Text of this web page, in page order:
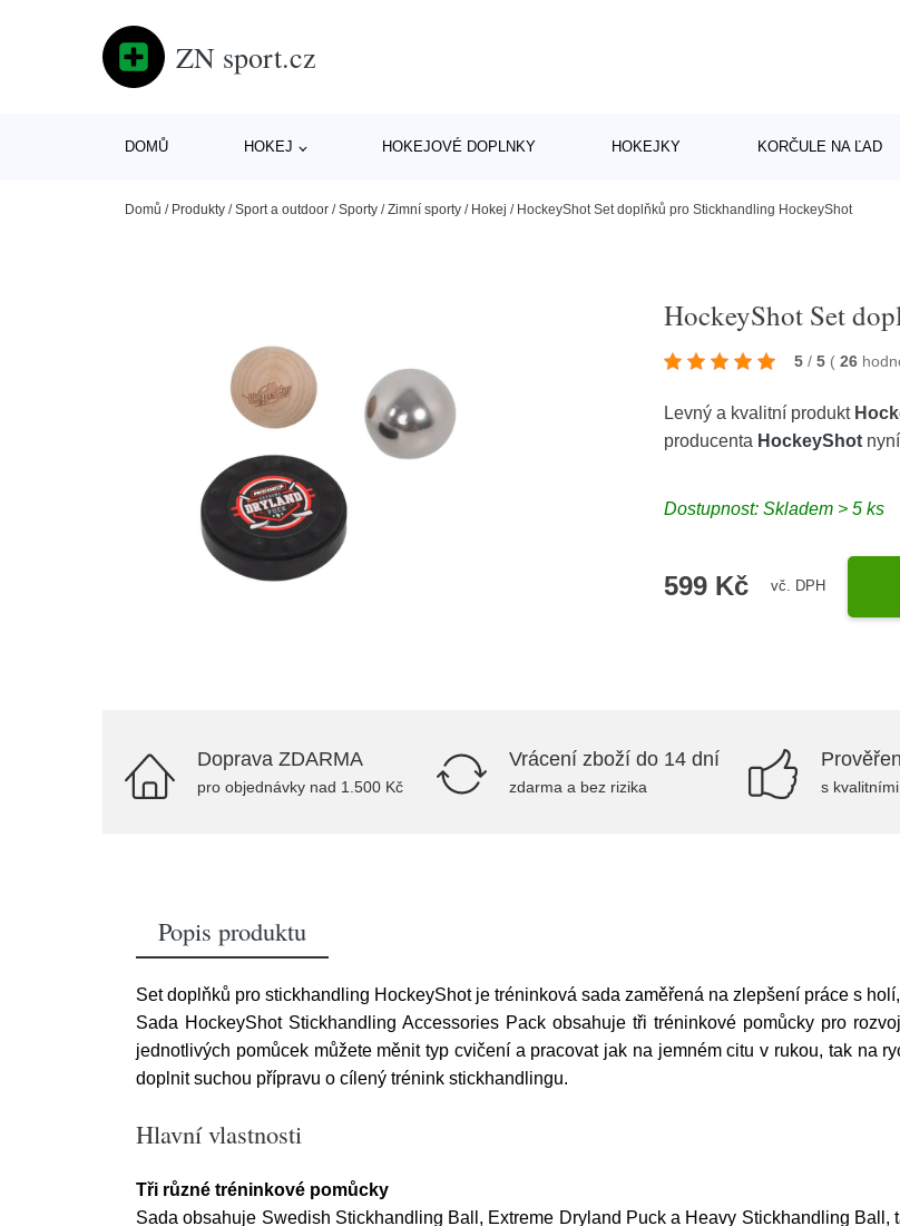
ZN sport.cz
DOMŮ HOKEJ HOKEJOVÉ DOPLNKY HOKEJKY KORČULE NA ĽAD
Domů / Produkty /Sport a outdoor /Sporty /Zimní sporty / Hokej / HockeyShot Set doplňků pro Stickhandling HockeyShot
HockeyShot Set
5 / 5 ( 26
Levný a kvalitní produkt
producenta HockeyShot
Dostupnost: Skladem > 5 ks
599 Kč vč. DPH
Doprava ZDARMA
pro objednávky nad 1.500 Kč
Vrácení zboží do 14 dní
zdarma a bez rizika s
Popis produktu
Set doplňků pro stickhandling HockeyShot je tréninková sada zaměřená na zlepšení práce s
Sada HockeyShot Stickhandling Accessories Pack obsahuje tři tréninkové pomůcky pro
jednotlivých pomůcek můžete měnit typ cvičení a pracovat jak na jemném citu v rukou, tak na
doplnit suchou přípravu o cílený trénink stickhandlingu.
Hlavní vlastnosti
Tři různé tréninkové pomůcky
Sada obsahuje Swedish Stickhandling Ball, Extreme Dryland Puck a Heavy Stickhandling